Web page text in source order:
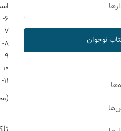
نوجوان
6- فاخته‌ها لانه ندارند
7- سفر الماس
8- به دنبال کادی
9- افطار در کلیسا
10- گنج‌های کلات
11- جوانه‌های آتش